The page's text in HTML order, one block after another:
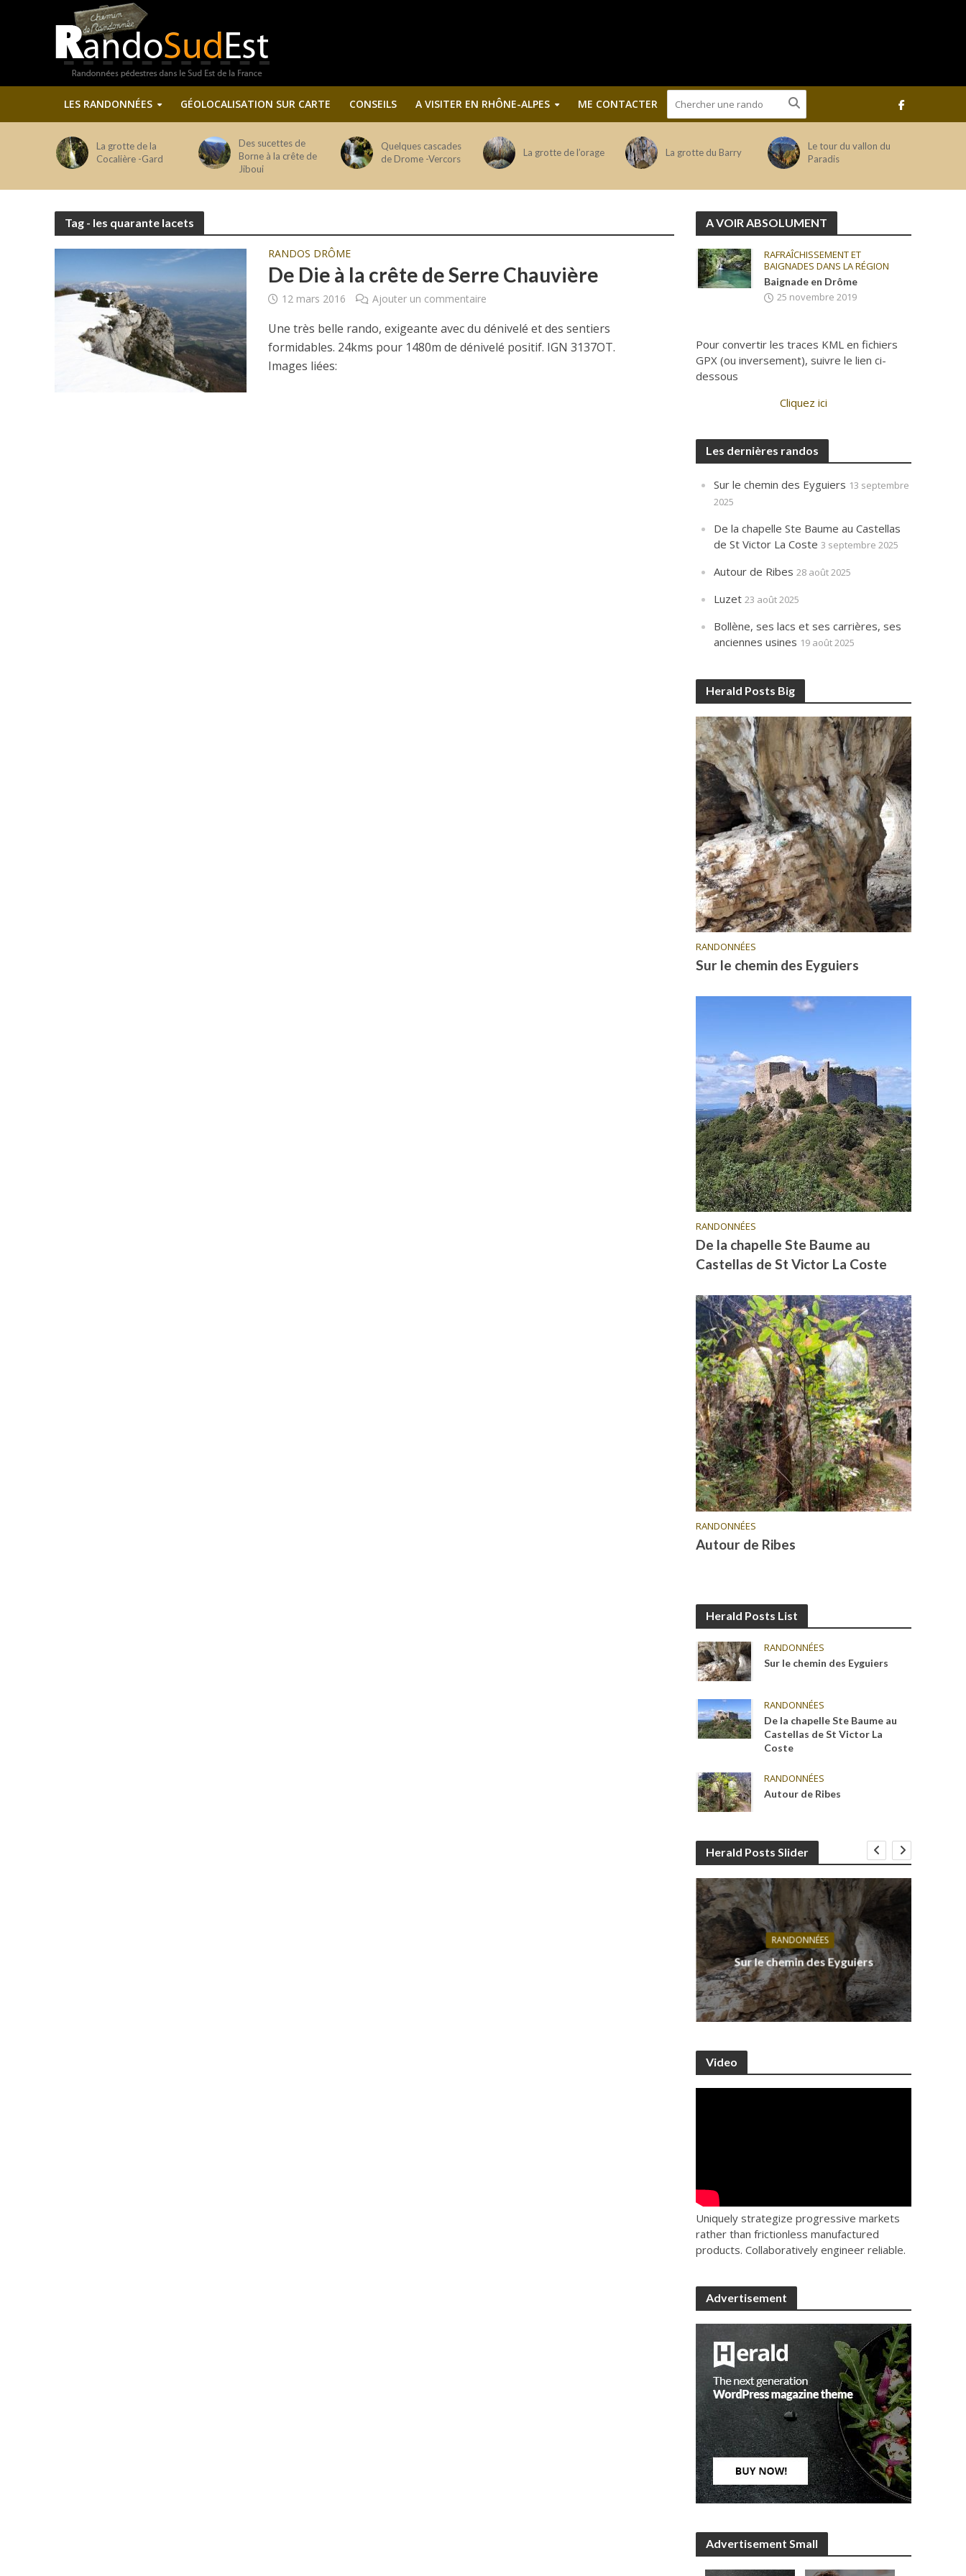
LES RANDONNÉES GÉOLOCALISATION SUR CARTE CONSEILS A VISITER EN RHÔNE-ALPES ME CONTACTER
La grotte de la
Cocalière -Gard
Des sucettes de
Borne à la crête de
Jiboui
Quelques cascades
de Drome -Vercors
La grotte de l’orage La grotte du Barry
Le tour du vallon du
Paradis
Tag - les quarante lacets
RANDOS DRÔME
De Die à la crête de Serre Chauvière
12 mars 2016 Ajouter un commentaire
Une très belle rando, exigeante avec du dénivelé et des sentiers
formidables. 24kms pour 1480m de dénivelé positif. IGN 3137OT.
Images liées:
A VOIR ABSOLUMENT
RAFRAÎCHISSEMENT ET
BAIGNADES DANS LA RÉGION
Baignade en Drôme
25 novembre 2019
Pour convertir les traces KML en fichiers
GPX (ou inversement), suivre le lien ci-
dessous
Cliquez ici
Les dernières randos
Sur le chemin des Eyguiers 13 septembre
2025
De la chapelle Ste Baume au Castellas
de St Victor La Coste 3 septembre 2025
Autour de Ribes 28 août 2025
Luzet 23 août 2025
Bollène, ses lacs et ses carrières, ses
anciennes usines 19 août 2025
Herald Posts Big
RANDONNÉES
Sur le chemin des Eyguiers
RANDONNÉES
De la chapelle Ste Baume au
Castellas de St Victor La Coste
RANDONNÉES
Autour de Ribes
Herald Posts List
RANDONNÉES
Sur le chemin des Eyguiers
RANDONNÉES
De la chapelle Ste Baume au
Castellas de St Victor La
Coste
RANDONNÉES
Autour de Ribes
Herald Posts Slider
RANDONNÉES
Sur le chemin des Eyguiers
Video
Uniquely strategize progressive markets
rather than frictionless manufactured
products. Collaboratively engineer reliable.
Advertisement
Advertisement Small